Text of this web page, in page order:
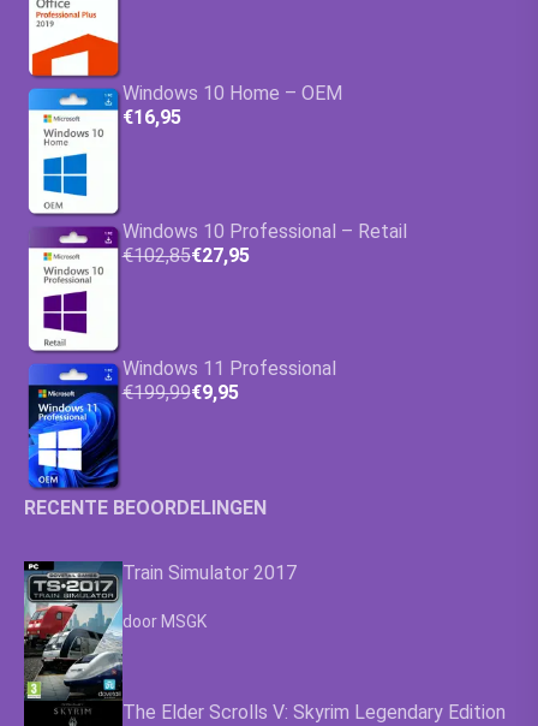
Windows 10 Home – OEM
€16,95
Windows 10 Professional – Retail
€102,85€27,95
Windows 11 Professional
€199,99€9,95
RECENTE BEOORDELINGEN
Train Simulator 2017
Waardering
door MSGK
The Elder Scrolls V: Skyrim Legendary Edition